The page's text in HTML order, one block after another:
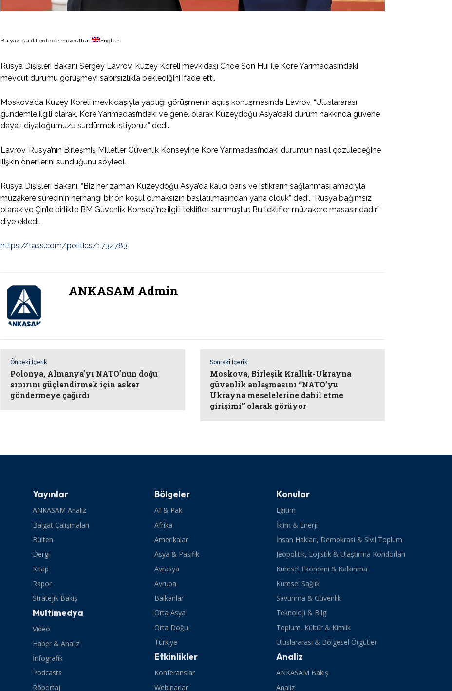
Bu yazı şu dillerde de mevcuttur: English
Rusya Dışişleri Bakanı Sergey Lavrov, Kuzey Koreli mevkidaşı Choe Son Hui ile Kore Yarımadası’ndaki
mevcut durumu görüşmeyi sabırsızlıkla beklediğini ifade etti.
Moskova’da Kuzey Koreli mevkidaşıyla yaptığı görüşmenin açılış konuşmasında Lavrov, “Uluslararası
gündemle ilgili olarak, Kore Yarımadası’ndaki ve genel olarak Kuzeydoğu Asya’daki durum hakkında güvene
dayalı diyaloğumuzu sürdürmek istiyoruz” dedi.
Lavrov, Rusya’nın Birleşmiş Milletler Güvenlik Konseyi’ne Kore Yarımadası’ndaki durumun nasıl çözüleceğine
ilişkin önerilerini sunduğunu söyledi.
Rusya Dışişleri Bakanı, “Biz her zaman Kuzeydoğu Asya’da kalıcı barış ve istikrarın sağlanması amacıyla
müzakere sürecinin herhangi bir ön koşul olmaksızın başlatılmasından yana olduk” dedi. “Rusya bağımsız
olarak ve Çin’le birlikte BM Güvenlik Konseyi’ne ilgili teklifleri sunmuştur. Bu teklifler müzakere masasındadır,”
diye ekledi.
https://tass.com/politics/1732783
ANKASAM Admin
Önceki İçerik
Polonya, Almanya’yı NATO’nun doğu
sınırını güçlendirmek için asker
göndermeye çağırdı
Sonraki İçerik
Moskova, Birleşik Krallık-Ukrayna
güvenlik anlaşmasını “NATO’yu
Ukrayna meselelerine dahil etme
girişimi” olarak görüyor
Yayınlar
ANKASAM Analiz
Balgat Çalışmaları
Bülten
Dergi
Kitap
Rapor
Stratejik Bakış
Multimedya
Video
Haber & Analiz
İnfografik
Podcasts
Röportaj
Bölgeler
Af & Pak
Afrika
Amerikalar
Asya & Pasifik
Avrasya
Avrupa
Balkanlar
Orta Asya
Orta Doğu
Türkiye
Etkinlikler
Konferanslar
Webinarlar
Konular
Eğitim
İklim & Enerji
İnsan Hakları, Demokrasi & Sivil Toplum
Jeopolitik, Lojistik & Ulaştırma Koridorları
Küresel Ekonomi & Kalkınma
Küresel Sağlık
Savunma & Güvenlik
Teknoloji & Bilgi
Toplum, Kültür & Kimlik
Uluslararası & Bölgesel Örgütler
Analiz
ANKASAM Bakış
Analiz